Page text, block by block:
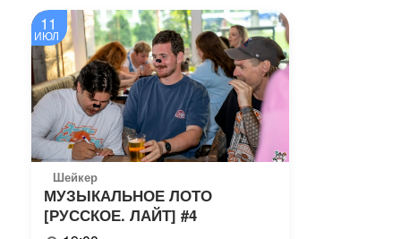
11
ИЮЛ
Шейкер
МУЗЫКАЛЬНОЕ ЛОТО
[РУССКОЕ. ЛАЙТ] #4